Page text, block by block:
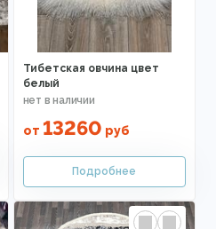
Тибетская овчина цвет
белый
от 13260 руб